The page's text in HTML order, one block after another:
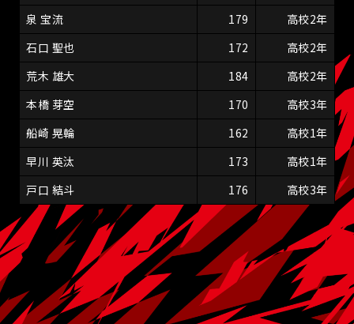
泉 宝流
179
高校2年
石口 聖也
172
高校2年
荒木 雄大
184
高校2年
本橋 芽空
170
高校3年
船崎 晃輪
162
高校1年
早川 英汰
173
高校1年
戸口 結斗
176 高校3年